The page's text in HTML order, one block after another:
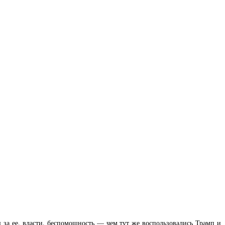
ее, власти, беспомощность — чем тут же воспользовались Трамп и